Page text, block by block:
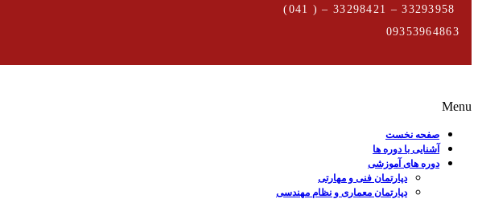
09353964863
Menu
صفحه نخست
آشنایی با دوره ها
دوره های آموزشی
دپارتمان فنی و مهارتی
دپارتمان معماری و نظام مهندسی